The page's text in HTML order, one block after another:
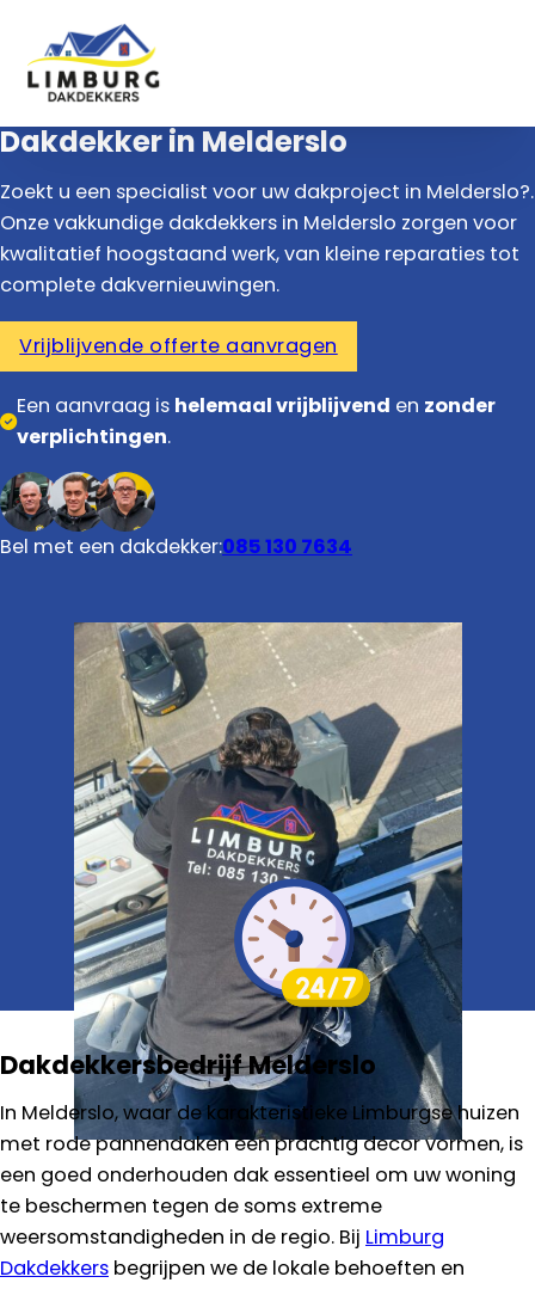
Dakdekker in Melderslo
Zoekt u een specialist voor uw dakproject in Melderslo?.
Onze vakkundige dakdekkers in Melderslo zorgen voor
kwalitatief hoogstaand werk, van kleine reparaties tot
complete dakvernieuwingen.
Vrijblijvende offerte aanvragen
Een aanvraag is helemaal vrijblijvend en zonder
verplichtingen.
Bel met een dakdekker:085 130 7634
Dakdekkersbedrijf Melderslo
In Melderslo, waar de karakteristieke Limburgse huizen
met rode pannendaken een prachtig decor vormen, is
een goed onderhouden dak essentieel om uw woning
te beschermen tegen de soms extreme
weersomstandigheden in de regio. Bij Limburg
Dakdekkers begrijpen we de lokale behoeften en